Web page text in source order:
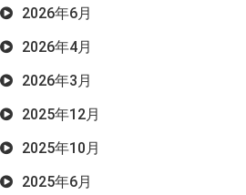
2026年6月
2026年4月
2026年3月
2025年12月
2025年10月
2025年6月